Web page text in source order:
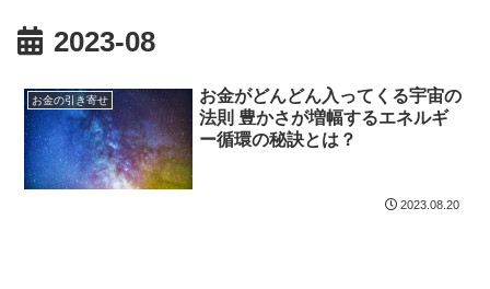
2023-08
お金の引き寄せ
お金がどんどん入ってくる宇宙の
法則 豊かさが増幅するエネルギ
ー循環の秘訣とは？
2023.08.20